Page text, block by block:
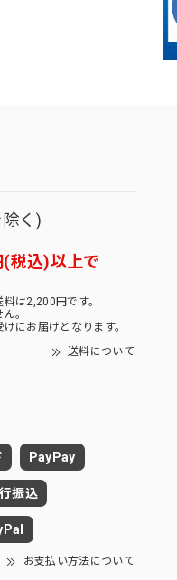
く)
税込)以上で
は2,200円です。
。
にお届けとなります。
送料について
PayPay
振込
お支払い方法について